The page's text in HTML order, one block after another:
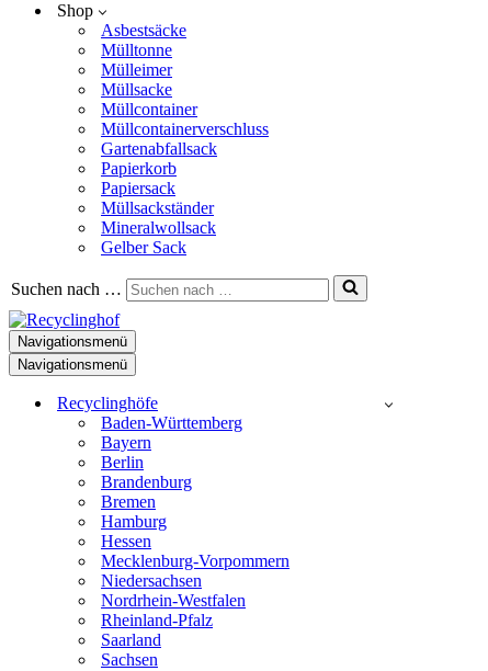
Shop
Asbestsäcke
Mülltonne
Mülleimer
Müllsacke
Müllcontainer
Müllcontainerverschluss
Gartenabfallsack
Papierkorb
Papiersack
Müllsackständer
Mineralwollsack
Gelber Sack
Suchen nach …
Navigationsmenü
Navigationsmenü
Recyclinghöfe
Baden-Württemberg
Bayern
Berlin
Brandenburg
Bremen
Hamburg
Hessen
Mecklenburg-Vorpommern
Niedersachsen
Nordrhein-Westfalen
Rheinland-Pfalz
Saarland
Sachsen